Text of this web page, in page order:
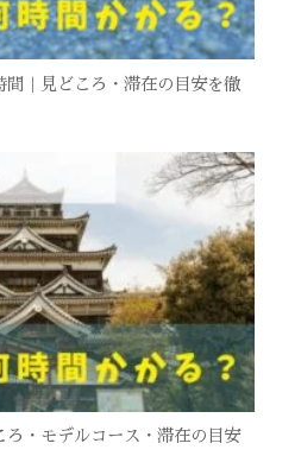
間｜見どころ・滞在の目安を徹
ろ・モデルコース・滞在の目安